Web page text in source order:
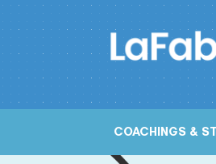
Skip
to
COACHINGS &